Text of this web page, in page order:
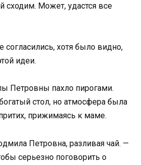
сходим. Может, удастся все
согласились, хотя было видно,
идеи.
Петровны пахло пирогами.
стол, но атмосфера была
прижимаясь к маме.
Петровна, разливая чай. —
серьезно поговорить о